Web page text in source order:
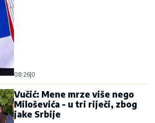
08:26 0
Vučić: Mene mrze više nego
Miloševića - u tri riječi, zbog
jake Srbije